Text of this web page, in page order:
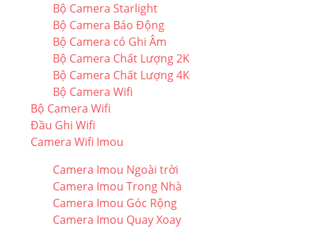
Bộ Camera Starlight
Bộ Camera Báo Động
Bộ Camera có Ghi Âm
Bộ Camera Chất Lượng 2K
Bộ Camera Chất Lượng 4K
Bộ Camera Wifi
Bộ Camera Wifi
Đầu Ghi Wifi
Camera Wifi Imou
Camera Imou Ngoài trời
Camera Imou Trong Nhà
Camera Imou Góc Rộng
Camera Imou Quay Xoay